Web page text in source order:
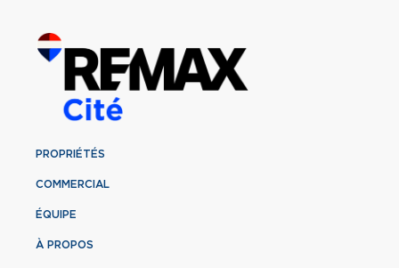
PROPRIÉTÉS
COMMERCIAL
ÉQUIPE
À PROPOS